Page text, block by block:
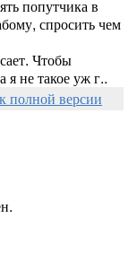
попутчика в
спросить чем
Чтобы
я не такое уж г..
к полной версии